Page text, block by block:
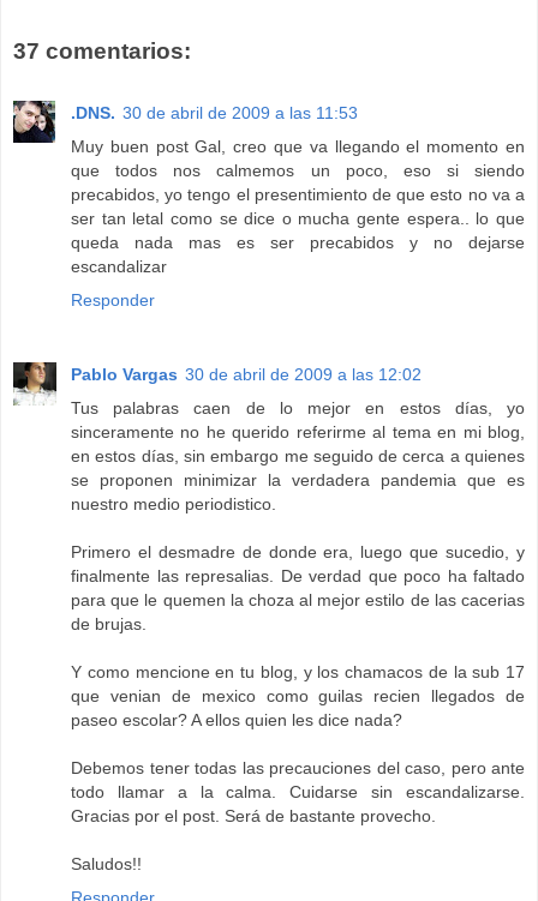
37 comentarios:
.DNS. 30 de abril de 2009 a las 11:53
Muy buen post Gal, creo que va llegando el momento en
que todos nos calmemos un poco, eso si siendo
precabidos, yo tengo el presentimiento de que esto no va a
ser tan letal como se dice o mucha gente espera.. lo que
queda nada mas es ser precabidos y no dejarse
escandalizar
Responder
Pablo Vargas 30 de abril de 2009 a las 12:02
Tus palabras caen de lo mejor en estos días, yo
sinceramente no he querido referirme al tema en mi blog,
en estos días, sin embargo me seguido de cerca a quienes
se proponen minimizar la verdadera pandemia que es
nuestro medio periodistico.
Primero el desmadre de donde era, luego que sucedio, y
finalmente las represalias. De verdad que poco ha faltado
para que le quemen la choza al mejor estilo de las cacerias
de brujas.
Y como mencione en tu blog, y los chamacos de la sub 17
que venian de mexico como guilas recien llegados de
paseo escolar? A ellos quien les dice nada?
Debemos tener todas las precauciones del caso, pero ante
todo llamar a la calma. Cuidarse sin escandalizarse.
Gracias por el post. Será de bastante provecho.
Saludos!!